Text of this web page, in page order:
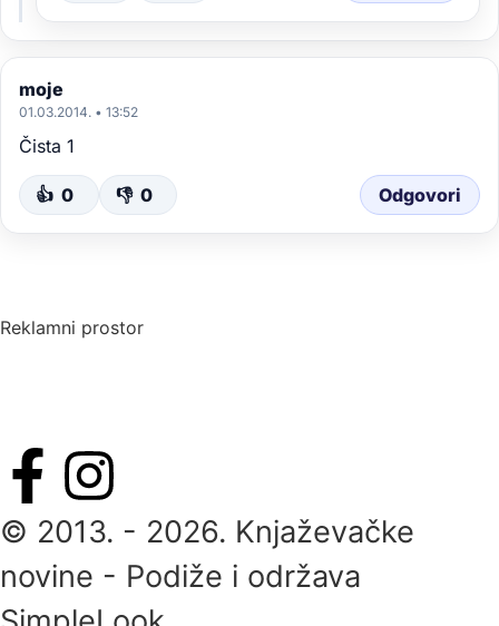
moje
01.03.2014. • 13:52
Čista 1
👍 0 👎 0 Odgovori
Reklamni prostor
© 2013. - 2026. Knjaževačke
novine - Podiže i održava